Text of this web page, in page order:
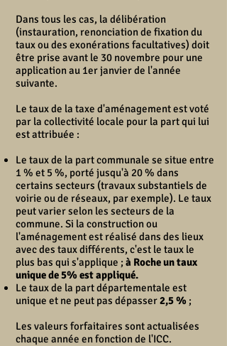
Dans tous les cas, la délibération
(instauration, renonciation de fixation du
taux ou des exonérations facultatives) doit
être prise avant le 30 novembre pour une
application au 1er janvier de l'année
suivante.
Le taux de la taxe d'aménagement est voté
par la collectivité locale pour la part qui lui
est attribuée :
Le taux de la part communale se situe entre
1 % et 5 %, porté jusqu'à 20 % dans
certains secteurs (travaux substantiels de
voirie ou de réseaux, par exemple). Le taux
peut varier selon les secteurs de la
commune. Si la construction ou
l'aménagement est réalisé dans des lieux
avec des taux différents, c'est le taux le
plus bas qui s'applique ; à Roche un taux
unique de 5% est appliqué.
Le taux de la part départementale est
unique et ne peut pas dépasser2,5 % ;
Les valeurs forfaitaires sont actualisées
chaque année en fonction de l'ICC.